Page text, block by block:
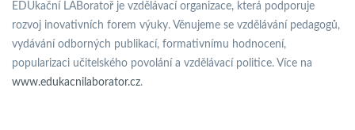
EDUkační LABoratoř je vzdělávací organizace, která podporuje
rozvoj inovativních forem výuky. Věnujeme se vzdělávání pedagogů,
vydávání odborných publikací, formativnímu hodnocení,
popularizaci učitelského povolání a vzdělávací politice. Více na
www.edukacnilaborator.cz.